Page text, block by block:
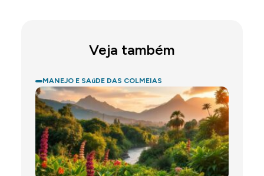
Veja também
MANEJO E SAúDE DAS COLMEIAS